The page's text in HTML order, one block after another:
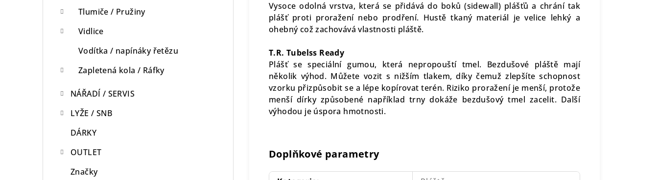
Tlumiče / Pružiny
Vidlice
Vodítka / napínáky řetězu
Zapletená kola / Ráfky
NÁŘADÍ / SERVIS
LYŽE / SNB
DÁRKY
OUTLET
Značky
Vysoce odolná vrstva, která se přidává do boků (sidewall) plášťů a chrání tak
plášť proti proražení nebo prodření. Hustě tkaný materiál je velice lehký a
ohebný což zachovává vlastnosti pláště.
T.R. Tubelss Ready
Plášť se speciální gumou, která nepropouští tmel. Bezdušové pláště mají
několik výhod. Můžete vozit s nižším tlakem, díky čemuž zlepšíte schopnost
vzorku přizpůsobit se a lépe kopírovat terén. Riziko proražení je menší, protože
menší dírky způsobené například trny dokáže bezdušový tmel zacelit. Další
výhodou je úspora hmotnosti.
Doplňkové parametry